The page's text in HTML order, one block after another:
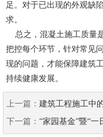
足。对于已出现的外观缺
求。
总之，混凝土施工质量
把控每个环节，针对常见
现的问题，才能保障建筑
持续健康发展。
上一篇： 建筑工程施工中
下一篇： “家园基金”暨“一